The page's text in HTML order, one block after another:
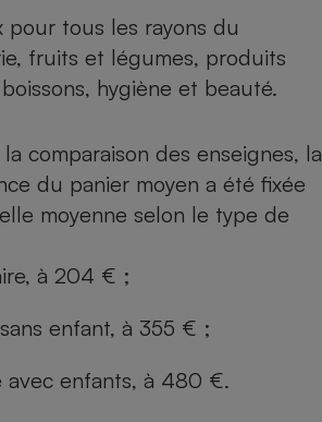
pour tous les rayons du
fruits et légumes, produits
hygiène et beauté.
comparaison des enseignes, la
du panier moyen a été fixée
moyenne selon le type de
à 204 € ;
enfant, à 355 € ;
avec enfants, à 480 €.